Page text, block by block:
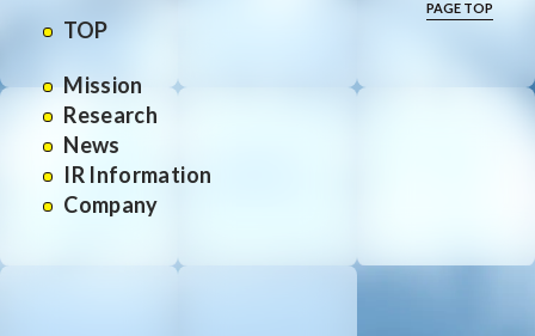
TOP
Mission
Research
News
IR Information
Company
PAGE TOP